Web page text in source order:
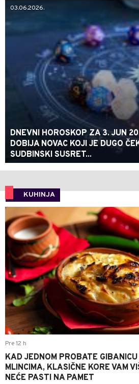
03.06.2026.
DNEVNI HOROSKOP ZA 3. JUN
DOBIJA NOVAC KOJI JE DUGO
SUDBINSKI SUSRET...
KUHINJA
Pre 12 h
KAD JEDNOM PROBATE
MLINCIMA, KLASIČNE KORE VAM
NEĆE PASTI NA PAMET